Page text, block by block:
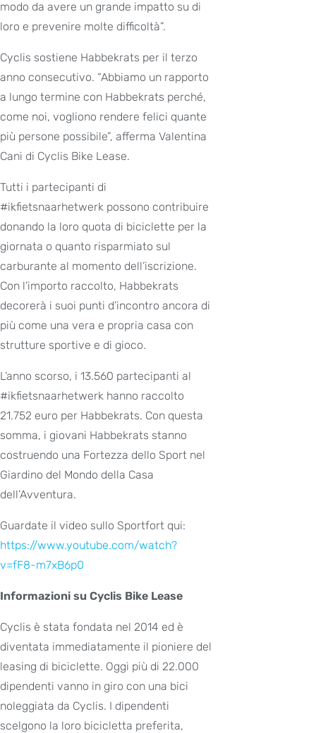
modo da avere un grande impatto su di
loro e prevenire molte difficoltà”.
Cyclis sostiene Habbekrats per il terzo
anno consecutivo. “Abbiamo un rapporto
a lungo termine con Habbekrats perché,
come noi, vogliono rendere felici quante
più persone possibile”, afferma Valentina
Cani di Cyclis Bike Lease.
Tutti i partecipanti di
#ikfietsnaarhetwerk possono contribuire
donando la loro quota di biciclette per la
giornata o quanto risparmiato sul
carburante al momento dell’iscrizione.
Con l’importo raccolto, Habbekrats
decorerà i suoi punti d’incontro ancora di
più come una vera e propria casa con
strutture sportive e di gioco.
L’anno scorso, i 13.560 partecipanti al
#ikfietsnaarhetwerk hanno raccolto
21.752 euro per Habbekrats. Con questa
somma, i giovani Habbekrats stanno
costruendo una Fortezza dello Sport nel
Giardino del Mondo della Casa
dell’Avventura.
Guardate il video sullo Sportfort qui:
https://www.youtube.com/watch?
v=fF8-m7xB6p0
Informazioni su Cyclis Bike Lease
Cyclis è stata fondata nel 2014 ed è
diventata immediatamente il pioniere del
leasing di biciclette. Oggi più di 22.000
dipendenti vanno in giro con una bici
noleggiata da Cyclis. I dipendenti
scelgono la loro bicicletta preferita,